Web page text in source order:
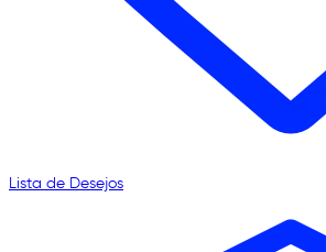
Lista de Desejos